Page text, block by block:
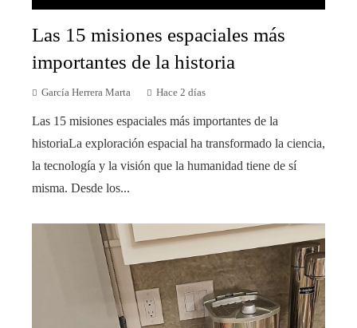
Las 15 misiones espaciales más
importantes de la historia
García Herrera Marta Hace 2 días
Las 15 misiones espaciales más importantes de la
historiaLa exploración espacial ha transformado la ciencia,
la tecnología y la visión que la humanidad tiene de sí
misma. Desde los...